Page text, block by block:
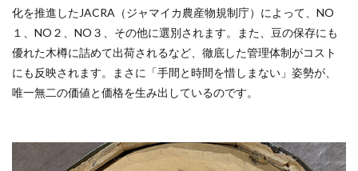
化を推進したJACRA（ジャマイカ農産物規制庁）によって、NO
１、NO２、NO３、その他に選別されます。また、豆の保存にも
優れた木樽に詰めて出荷されるなど、徹底した管理体制がコスト
にも反映されます。まさに「手間と時間を惜しまない」姿勢が、
唯一無二の価値と価格を生み出しているのです。